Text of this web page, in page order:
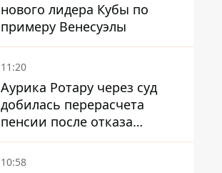
нового лидера Кубы по
примеру Венесуэлы
11:20
Аурика Ротару через суд
добилась перерасчета
пенсии после отказа
Пенсионного фонда
10:58